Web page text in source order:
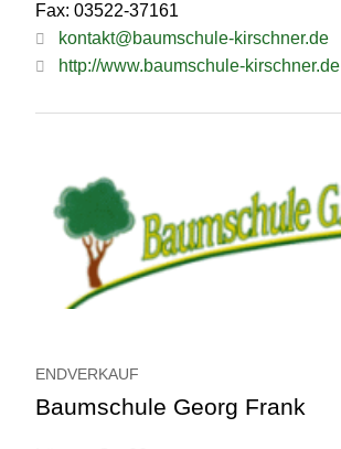
Fax: 03522-37161
kontakt@baumschule-kirschner.de
http://www.baumschule-kirschner.de
ENDVERKAUF
Baumschule Georg Frank